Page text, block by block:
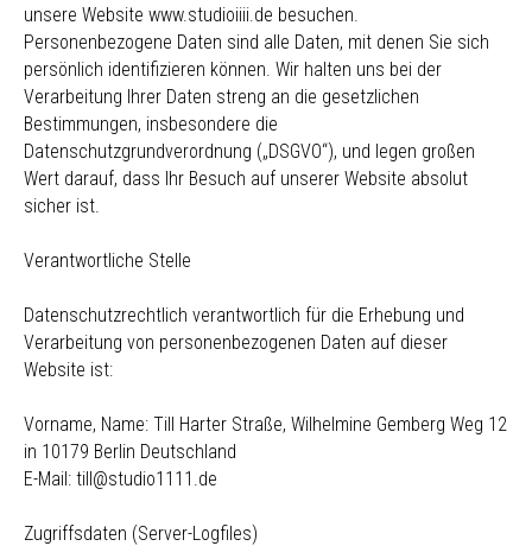
unsere Website www.studioiiii.de besuchen.
Personenbezogene Daten sind alle Daten, mit denen Sie sich
persönlich identifizieren können. Wir halten uns bei der
Verarbeitung Ihrer Daten streng an die gesetzlichen
Bestimmungen, insbesondere die
Datenschutzgrundverordnung („DSGVO“), und legen großen
Wert darauf, dass Ihr Besuch auf unserer Website absolut
sicher ist.
Verantwortliche Stelle
Datenschutzrechtlich verantwortlich für die Erhebung und
Verarbeitung von personenbezogenen Daten auf dieser
Website ist:
Vorname, Name: Till Harter Straße, Wilhelmine Gemberg Weg 12
in 10179 Berlin Deutschland
E-Mail: till@studio1111.de
Zugriffsdaten (Server-Logfiles)